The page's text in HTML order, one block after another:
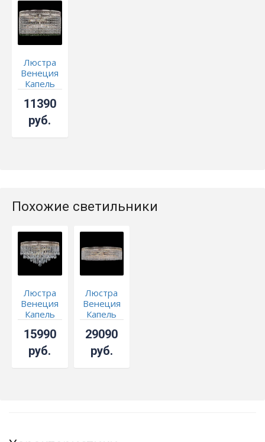
Люстра
Венеция
Капель
зеленая
11390
руб.
Похожие светильники
Люстра
Венеция
Капель
журавлик
15990
руб.
Люстра
Венеция
Капель
оптикон
29090
руб.